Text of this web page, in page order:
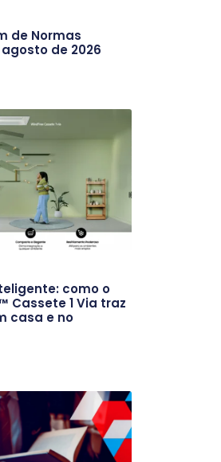
de Normas
de 2026
como o
Cassete 1 Via traz
casa e no